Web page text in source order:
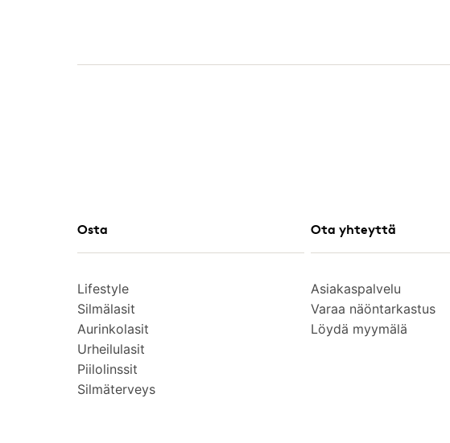
Osta
Lifestyle
Silmälasit
Aurinkolasit
Urheilulasit
Piilolinssit
Silmäterveys
Ota yhteyttä
Asiakaspalvelu
Varaa näöntarkastus
Löydä myymälä